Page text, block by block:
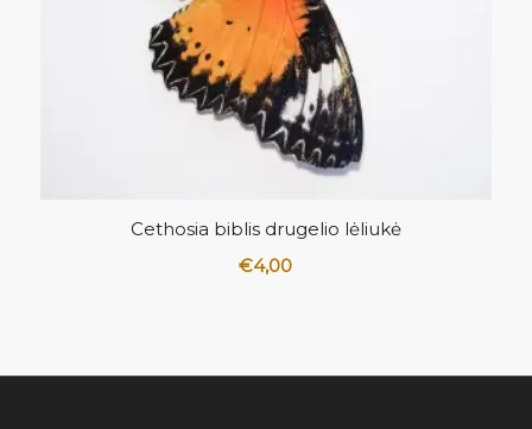
Cethosia biblis drugelio lėliukė
€4,00